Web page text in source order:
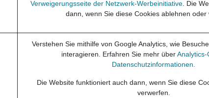
Verweigerungsseite der Netzwerk-Werbeinitiative. Die
dann, wenn Sie diese Cookies ablehnen oder
Verstehen Sie mithilfe von Google Analytics, wie
interagieren. Erfahren Sie mehr überAnalytics-
Datenschutzinformationen.
Die Website funktioniert auch dann, wenn Sie diese
verwerfen.